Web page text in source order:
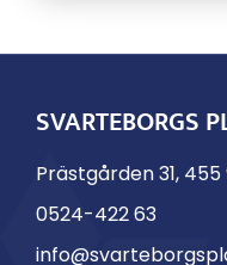
SVARTEBORGS
Prästgården 31,
0524-422 63